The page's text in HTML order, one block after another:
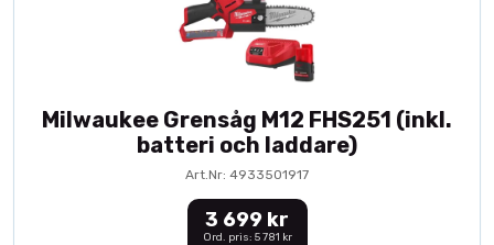
Milwaukee Grensåg M12 FHS251 (inkl.
batteri och laddare)
Art.Nr: 4933501917
3 699 kr
Ord. pris: 5 781 kr